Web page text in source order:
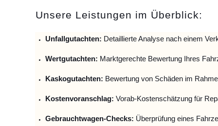
Unsere Leistungen im Überblick:
Unfallgutachten: Detaillierte Analyse nach einem
Wertgutachten: Marktgerechte Bewertung Ihres
Kaskogutachten: Bewertung von Schäden im
Kostenvoranschlag: Vorab-Kostenschätzung für
Gebrauchtwagen-Checks: Überprüfung eines